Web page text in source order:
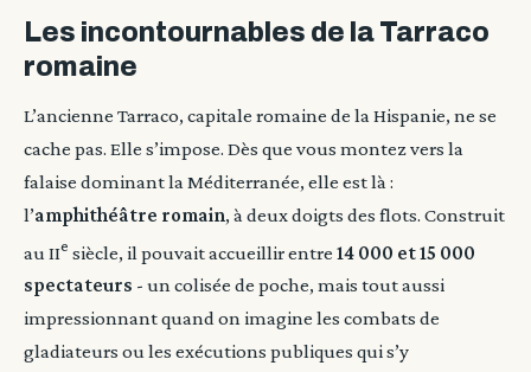
Les incontournables de la Tarraco
romaine
L’ancienne Tarraco, capitale romaine de la Hispanie, ne se
cache pas. Elle s’impose. Dès que vous montez vers la
falaise dominant la Méditerranée, elle est là :
l’amphithéâtre romain, à deux doigts des flots. Construit
au IIe siècle, il pouvait accueillir entre 14 000 et 15 000
spectateurs - un colisée de poche, mais tout aussi
impressionnant quand on imagine les combats de
gladiateurs ou les exécutions publiques qui s’y